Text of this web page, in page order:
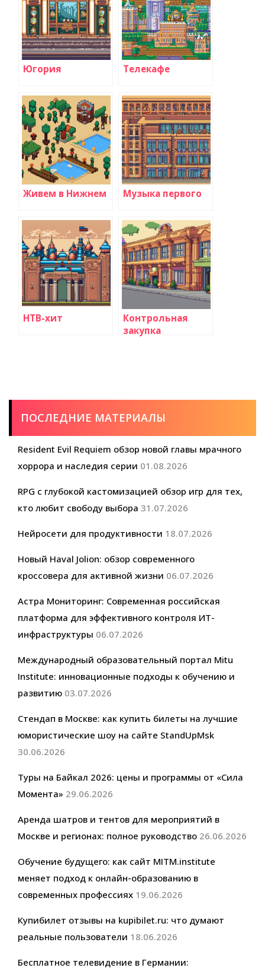
Югория Телекафе
Живем в Нижнем Музыка первого
НТВ-хит
Контрольная
закупка
ПОСЛЕДНИЕ МАТЕРИАЛЫ
Resident Evil Requiem обзор новой главы мрачного
хоррора и наследия серии 01.08.2026
RPG с глубокой кастомизацией обзор игр для тех,
кто любит свободу выбора 31.07.2026
Нейросети для продуктивности 18.07.2026
Новый Haval Jolion: обзор современного
кроссовера для активной жизни 06.07.2026
Астра Мониторинг: Современная российская
платформа для эффективного контроля ИТ-
инфраструктуры 06.07.2026
Международный образовательный портал Mitu
Institute: инновационные подходы к обучению и
развитию 03.07.2026
Стендап в Москве: как купить билеты на лучшие
юмористические шоу на сайте StandUpMsk
30.06.2026
Туры на Байкал 2026: цены и программы от «Сила
Момента» 29.06.2026
Аренда шатров и тентов для мероприятий в
Москве и регионах: полное руководство 26.06.2026
Обучение будущего: как сайт MITM.institute
меняет подход к онлайн-образованию в
современных профессиях 19.06.2026
Купибилет отзывы на kupibilet.ru: что думают
реальные пользователи 18.06.2026
Бесплатное телевидение в Германии: